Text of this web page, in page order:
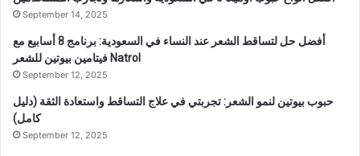
September 14, 2025
أفضل حل لتساقط الشعر عند النساء في السعودية: برنامج 8 أسابيع مع
فيتامين بيوتين للشعر Natrol
September 12, 2025
حبوب بيوتين لنمو الشعر: تجربتي في علاج التساقط واستعادة الثقة (دليل
كامل)
September 12, 2025